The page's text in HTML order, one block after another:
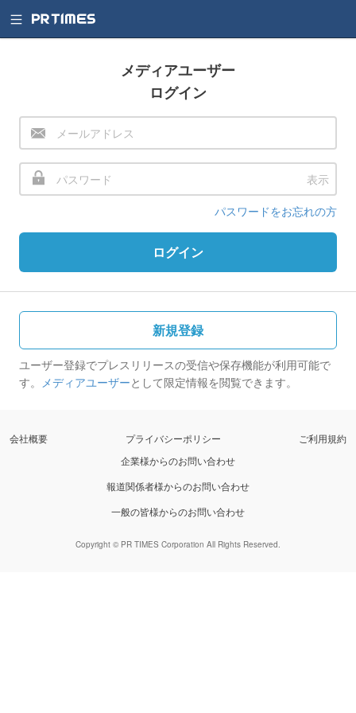
メディアユーザー
ログイン
表示
パスワードをお忘れの方
ログイン
新規登録
ユーザー登録でプレスリリースの受信や保存機能が利用可能で
す。 メディアユーザーとして限定情報を閲覧できます。
会社概要 プライバシーポリシー
ご利用規約
企業様からのお問い合わせ
報道関係者様からのお問い合わせ
一般の皆様からのお問い合わせ
Copyright © PR TIMES Corporation All Rights Reserved.